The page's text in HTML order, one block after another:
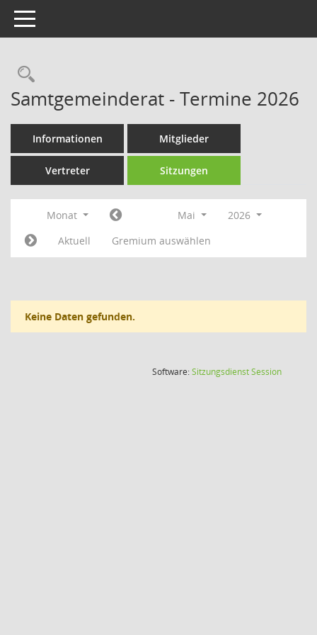
Toggle navigation
Rechercheauswahl
Samtgemeinderat - Termine 2026
Informationen Mitglieder
Vertreter Sitzungen
Monat Mai
2026
Aktuell
Gremium auswählen
Keine Daten gefunden.
Software:SitzungsdienstSession(Wird in